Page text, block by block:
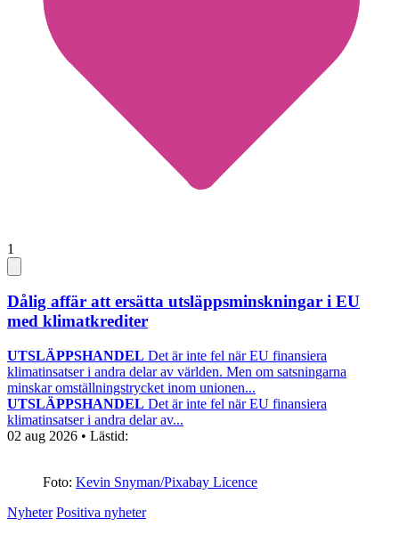
1
Dålig affär att ersätta utsläppsminskningar i EU
med klimatkrediter
UTSLÄPPSHANDEL Det är inte fel när EU finansiera
klimatinsatser i andra delar av världen. Men om satsningarna
minskar omställningstrycket inom unionen...
UTSLÄPPSHANDEL Det är inte fel när EU finansiera
klimatinsatser i andra delar av...
02 aug 2026 • Lästid:
Foto: Kevin Snyman/Pixabay Licence
Nyheter Positiva nyheter